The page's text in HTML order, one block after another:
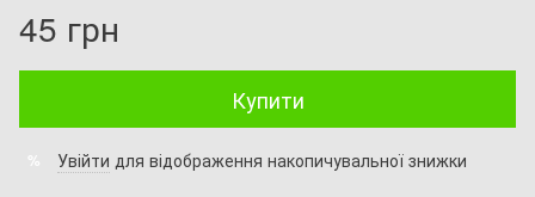
45 грн
Купити
% Увійти для відображення накопичувальної знижки